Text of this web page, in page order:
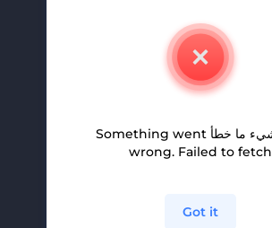
اتصل بنا
وظائف
المساعدة والدعم
سياسة الخصوصية
يوجد شيء ما خطأ Something went
wrong. Failed to fetch
Got it